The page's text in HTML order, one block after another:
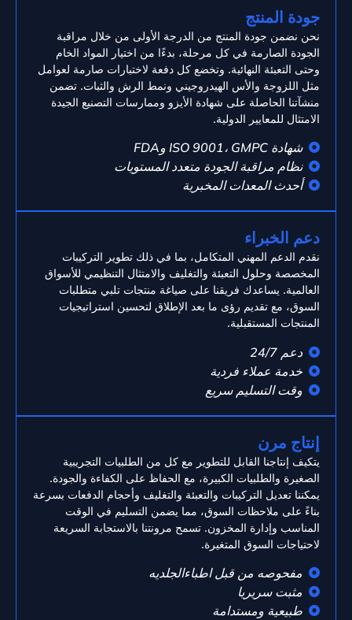
جودة المنتج
نحن نضمن جودة المنتج من الدرجة الأولى من خلال مراقبة
الجودة الصارمة في كل مرحلة، بدءًا من اختيار المواد الخام
وحتى التعبئة النهائية. وتخضع كل دفعة لاختبارات صارمة لعوامل
مثل اللزوجة والأس الهيدروجيني ونمط الرش والثبات. تضمن
منشآتنا الحاصلة على شهادة الأيزو وممارسات التصنيع الجيدة
الامتثال للمعايير الدولية.
شهادة ISO 9001، GMPC وFDA
نظام مراقبة الجودة متعدد المستويات
أحدث المعدات المخبرية
دعم الخبراء
نقدم الدعم المهني المتكامل، بما في ذلك تطوير التركيبات
المخصصة وحلول التعبئة والتغليف والامتثال التنظيمي للأسواق
العالمية. يساعدك فريقنا على صياغة منتجات تلبي متطلبات
السوق، مع تقديم رؤى ما بعد الإطلاق لتحسين استراتيجيات
المنتجات المستقبلية.
دعم 24/7
خدمة عملاء فردية
وقت التسليم سريع
إنتاج مرن
يتكيف إنتاجنا القابل للتطوير مع كل من الطلبيات التجريبية
الصغيرة والطلبيات الكبيرة، مع الحفاظ على الكفاءة والجودة.
يمكننا تعديل التركيبات والتعبئة والتغليف وأحجام الدفعات بسرعة
بناءً على ملاحظات السوق، مما يضمن التسليم في الوقت
المناسب وإدارة المخزون. تسمح مرونتنا بالاستجابة السريعة
لاحتياجات السوق المتغيرة.
مفحوصه من قبل اطباءالجلديه
مثبت سريريا
طبيعية ومستدامة